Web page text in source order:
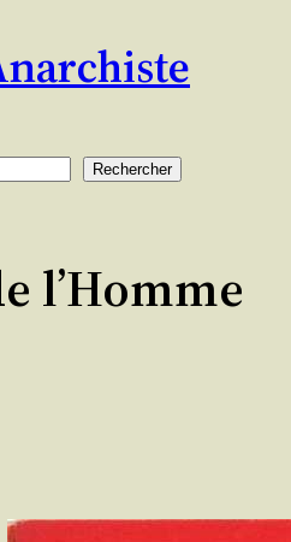
Rechercher
l’Homme